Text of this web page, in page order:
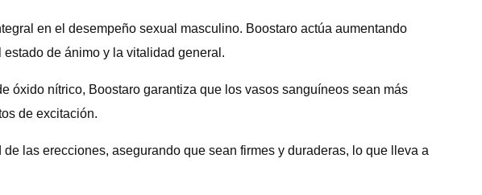
en el desempeño sexual masculino. Boostaro actúa aumentando
de ánimo y la vitalidad general.
óxido nítrico, Boostaro garantiza que los vasos sanguíneos sean más
de excitación.
las erecciones, asegurando que sean firmes y duraderas, lo que lleva a